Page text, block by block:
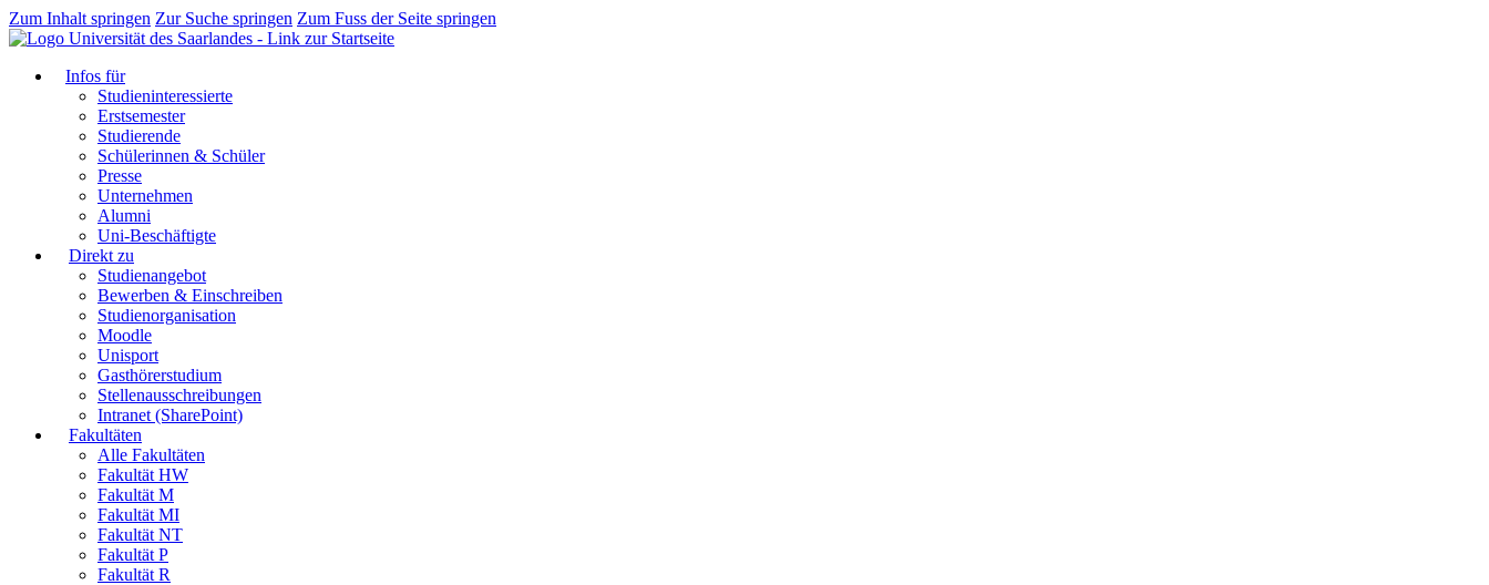
Zum Inhalt springen Zur Suche springen Zum Fuss der Seite springen
Infos für
Studieninteressierte
Erstsemester
Studierende
Schülerinnen & Schüler
Presse
Unternehmen
Alumni
Uni-Beschäftigte
Direkt zu
Studienangebot
Bewerben & Einschreiben
Studienorganisation
Moodle
Unisport
Gasthörerstudium
Stellenausschreibungen
Intranet (SharePoint)
Fakultäten
Alle Fakultäten
Fakultät HW
Fakultät M
Fakultät MI
Fakultät NT
Fakultät P
Fakultät R